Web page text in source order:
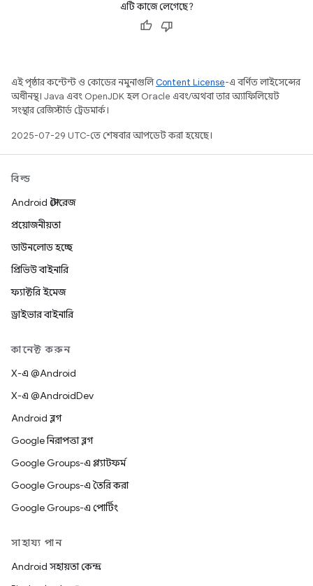
এটি কাজে লেগেছে?
এই পৃষ্ঠার কন্টেন্ট ও কোডের নমুনাগুলিContent License-এ বর্ণিত লাইসেন্সের
অধীনস্থ। Java এবং OpenJDK হল Oracle এবং/অথবা তার অ্যাফিলিয়েট
সংস্থার রেজিস্টার্ড ট্রেডমার্ক।
2025-07-29 UTC-তে শেষবার আপডেট করা হয়েছে।
বিল্ড
Android স্টোরেজ
প্রয়োজনীয়তা
ডাউনলোড হচ্ছে
প্রিভিউ বাইনারি
ফ্যাক্টরি ইমেজ
ড্রাইভার বাইনারি
কানেক্ট করুন
X-এ @Android
X-এ @AndroidDev
Android ব্লগ
Google নিরাপত্তা ব্লগ
Google Groups-এ প্ল্যাটফর্ম
Google Groups-এ তৈরি করা
Google Groups-এ পোর্টিং
সাহায্য পান
Android সহায়তা কেন্দ্র